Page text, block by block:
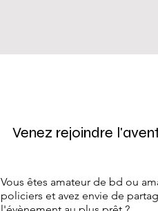
Venez rejoindre
Vous êtes amateur de bd ou
policiers et avez envie de